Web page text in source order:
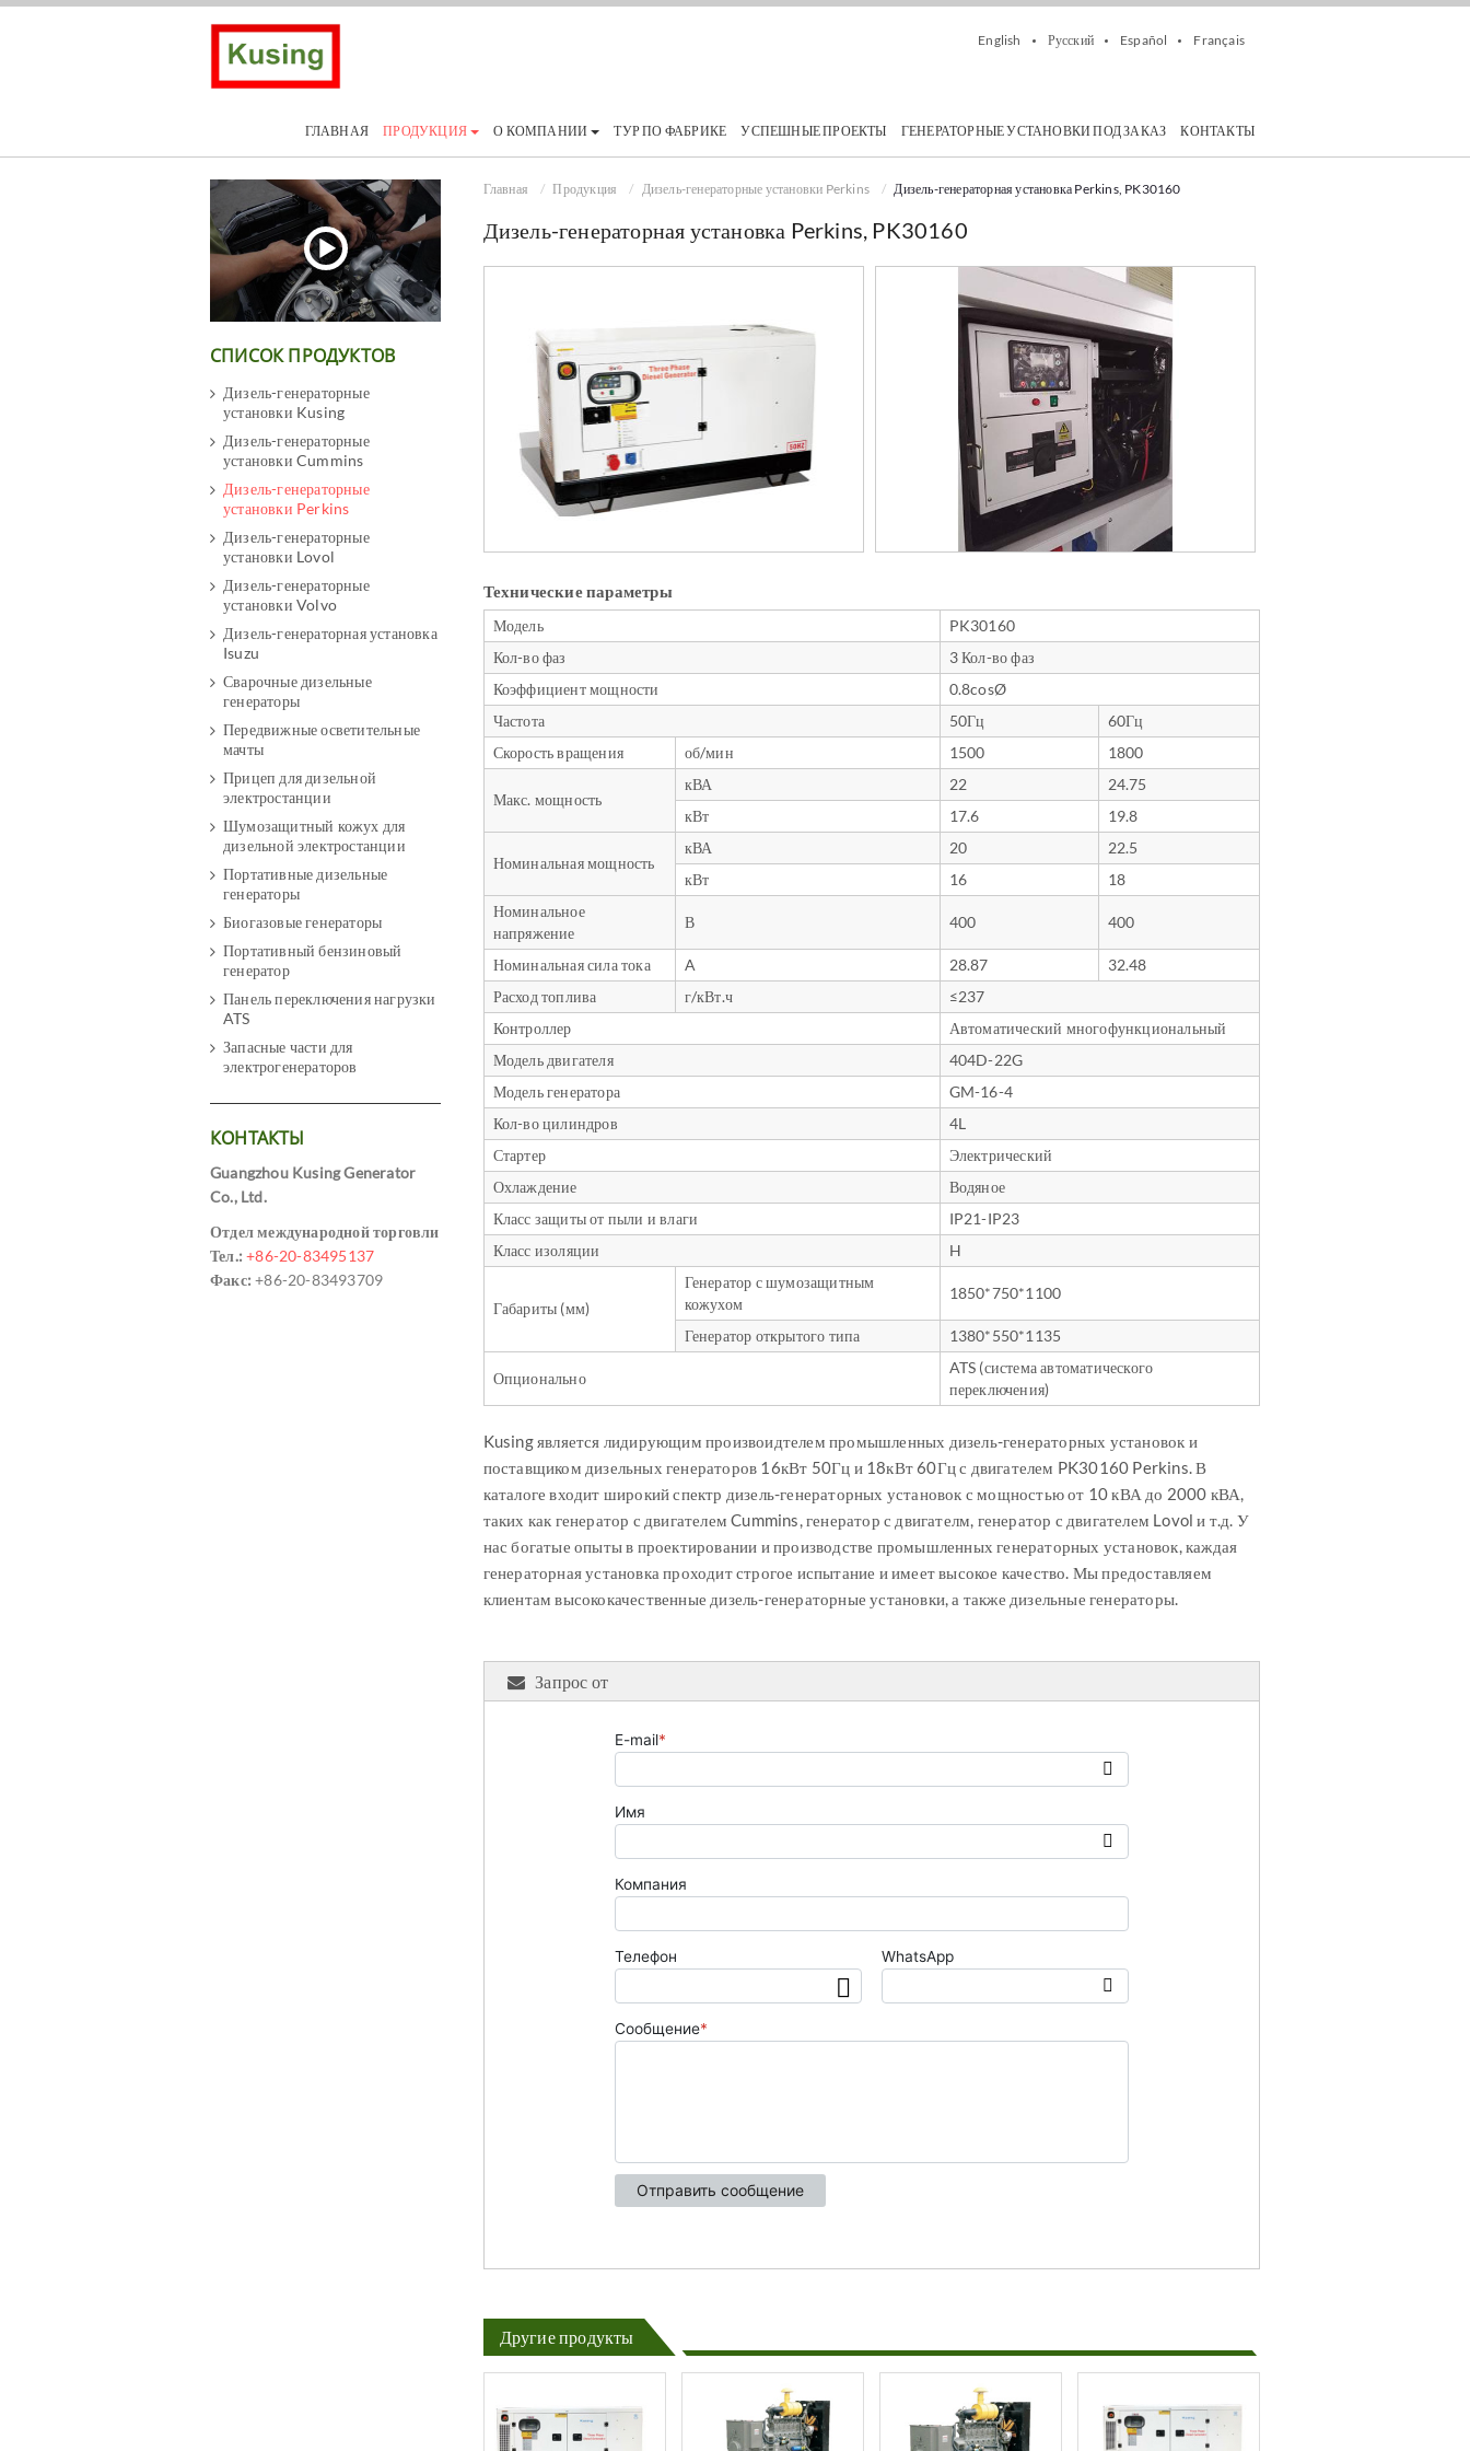
English Русский Español Français
ГЛАВНАЯ ПРОДУКЦИЯ О КОМПАНИИ ТУР ПО ФАБРИКЕ УСПЕШНЫЕ ПРОЕКТЫ ГЕНЕРАТОРНЫЕ УСТАНОВКИ ПОД ЗАКАЗ КОНТАКТЫ
Главная Продукция Дизель-генераторные установки Perkins Дизель-генераторная установка Perkins, PK30160
Дизель-генераторная установка Perkins, PK30160
Технические параметры
Модель
PK30160
Кол-во фаз
3 Кол-во фаз
Коэффициент мощности
0.8cosØ
Частота
50Гц
60Гц
Скорость вращения
об/мин 1500 1800
Макс. мощность
кВА 22
24.75
кВт
17.6 19.8
Номинальная мощность
кВА 20
22.5
кВт
16
18
Номинальное
напряжение
В 400 400
Номинальная сила тока A 28.87
32.48
Расход топлива
г/кВт.ч
≤237
Контроллер
Автоматический многофункциональный
Модель двигателя
404D-22G
Модель генератора
GM-16-4
Кол-во цилиндров
4L
Стартер
Электрический
Охлаждение
Водяное
Класс защиты от пыли и влаги
IP21-IP23
Класс изоляции
H
Габариты (мм)
Генератор с шумозащитным
кожухом
1850*750*1100
Генератор открытого типа 1380*550*1135
Опционально
ATS (система автоматического
переключения)
Kusing является лидирующим произвоидтелем промышленных дизель-генераторных установок и
поставщиком дизельных генераторов 16кВт 50Гц и 18кВт 60Гц с двигателем PK30160 Perkins. В
каталоге входит широкий спектр дизель-генераторных установок с мощностью от 10 кВА до 2000 кВА,
таких как генератор с двигателем Cummins, генератор с двигателм, генератор с двигателем Lovol и т.д. У
нас богатые опыты в проектировании и производстве промышленных генераторных установок, каждая
генераторная установка проходит строгое испытание и имеет высокое качество. Мы предоставляем
клиентам высококачественные дизель-генераторные установки, а также дизельные генераторы.
Запрос от
Другие продукты
СПИСОК ПРОДУКТОВ
Дизель-генераторные
установки Kusing
Дизель-генераторные
установки Cummins
Дизель-генераторные
установки Perkins
Дизель-генераторные
установки Lovol
Дизель-генераторные
установки Volvo
Дизель-генераторная установка
Isuzu
Сварочные дизельные
генераторы
Передвижные осветительные
мачты
Прицеп для дизельной
электростанции
Шумозащитный кожух для
дизельной электростанции
Портативные дизельные
генераторы
Биогазовые генераторы
Портативный бензиновый
генератор
Панель переключения нагрузки
ATS
Запасные части для
электрогенераторов
КОНТАКТЫ
Guangzhou Kusing Generator
Co., Ltd.
Отдел международной торговли
Тел.: +86-20-83495137
Факс: +86-20-83493709